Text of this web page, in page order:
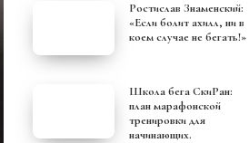
Ростислав Знаменский:
«Если болит ахилл, ни в
коем случае не бегать!»
Школа бега СкиРан:
план марафонской
тренировки для
начинающих.